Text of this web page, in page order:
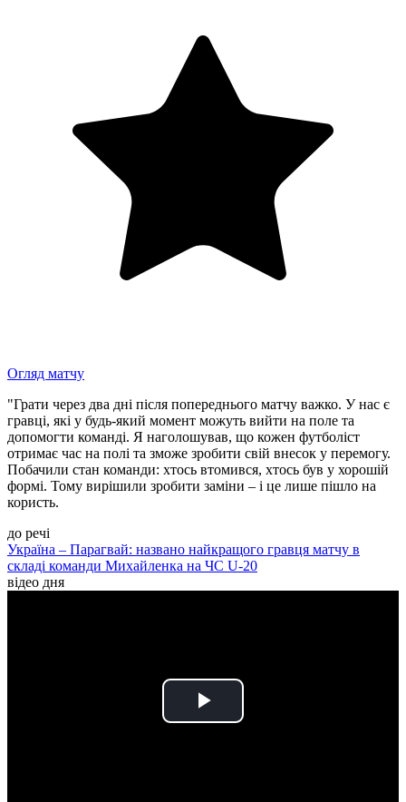
Огляд матчу
"Грати через два дні після попереднього матчу важко. У нас є
гравці, які у будь-який момент можуть вийти на поле та
допомогти команді. Я наголошував, що кожен футболіст
отримає час на полі та зможе зробити свій внесок у перемогу.
Побачили стан команди: хтось втомився, хтось був у хорошій
формі. Тому вирішили зробити заміни – і це лише пішло на
користь.
до речі
Україна – Парагвай: названо найкращого гравця матчу в
складі команди Михайленка на ЧС U-20
відео дня
Play